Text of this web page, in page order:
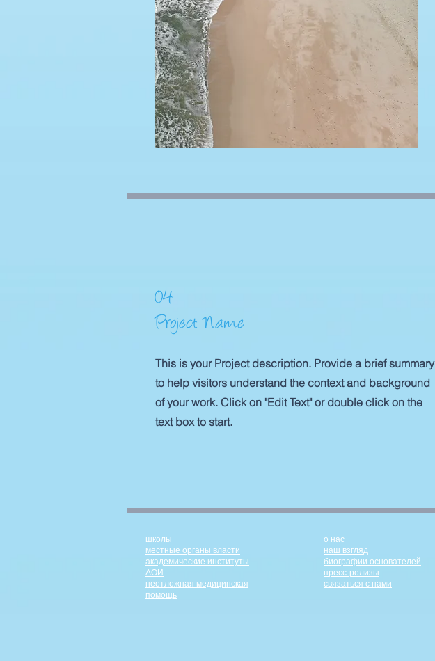
04
Project Name
This is your Project description. Provide a brief summary
to help visitors understand the context and background
of your work. Click on "Edit Text" or double click on the
text box to start.
школы
местные органы власти
академические институты
АОИ
неотложная медицинская
помощь
о нас
наш взгляд
биографии основателей
пресс-релизы
связаться с нами